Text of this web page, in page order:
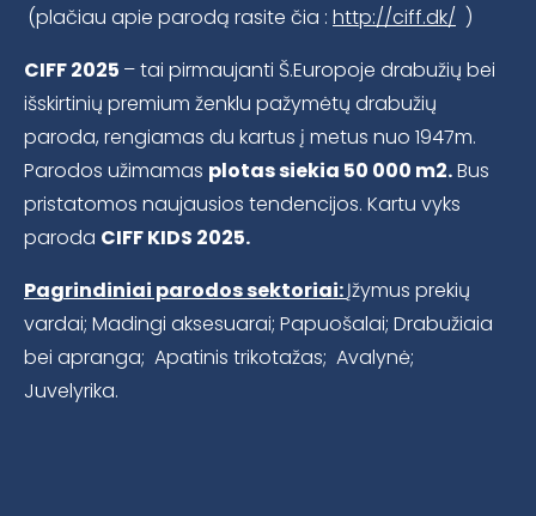
(plačiau apie parodą rasite čia : http://ciff.dk/ )
CIFF 2025 – tai pirmaujanti Š.Europoje drabužių bei
išskirtinių premium ženklu pažymėtų drabužių
paroda, rengiamas du kartus į metus nuo 1947m.
Parodos užimamas plotas siekia 50 000 m2.Bus
pristatomos naujausios tendencijos. Kartu vyks
paroda CIFF KIDS 2025.
Pagrindiniai parodos sektoriai:Įžymus prekių
vardai; Madingi aksesuarai; Papuošalai; Drabužiaia
bei apranga; Apatinis trikotažas; Avalynė;
Juvelyrika.